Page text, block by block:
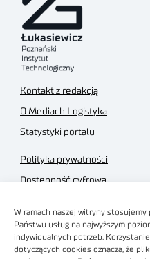
W ramach naszej witryny
Państwu usług na najwyższym
indywidualnych potrzeb.
dotyczących cookies oznacza, że
Kontakt z redakcją
O Mediach Logistyka
Statystyki portalu
Polityka prywatności
Dostępność cyfrowa
Regulamin sklepu